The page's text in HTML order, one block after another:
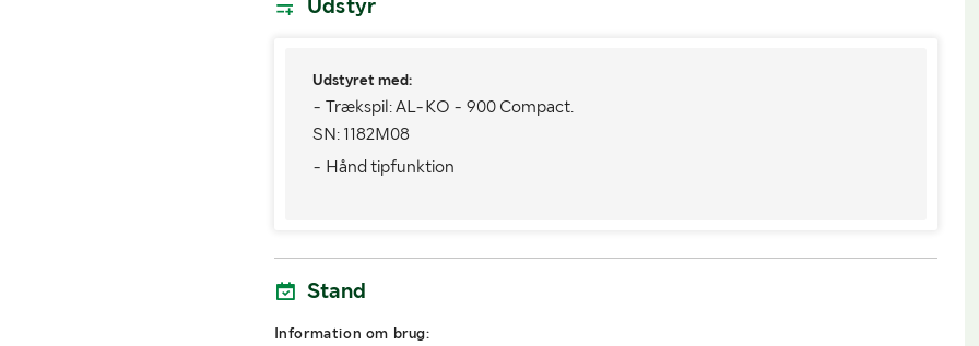
Bredde (mm)
Lastrummets længde (mm)
Lastrummets højde (mm)
Udstyr
Udstyret med:
- Trækspil: AL-KO - 900 Compact.
SN: 1182M08
- Hånd tipfunktion
Stand
Information om brug: